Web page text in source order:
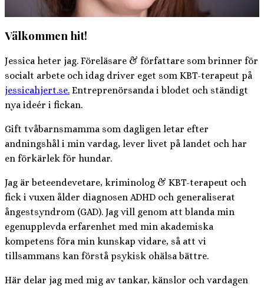
Välkommen hit!
Jessica heter jag. Föreläsare & författare som brinner för
socialt arbete och idag driver eget som KBT-terapeut på
jessicahjert.se. Entreprenörsanda i blodet och ständigt
nya ideér i fickan.
Gift tvåbarnsmamma som dagligen letar efter
andningshål i min vardag, lever livet på landet och har
en förkärlek för hundar.
Jag är beteendevetare, kriminolog & KBT-terapeut och
fick i vuxen ålder diagnosen ADHD och generaliserat
ångestsyndrom (GAD). Jag vill genom att blanda min
egenupplevda erfarenhet med min akademiska
kompetens föra min kunskap vidare, så att vi
tillsammans kan förstå psykisk ohälsa bättre.
Här delar jag med mig av tankar, känslor och vardagen